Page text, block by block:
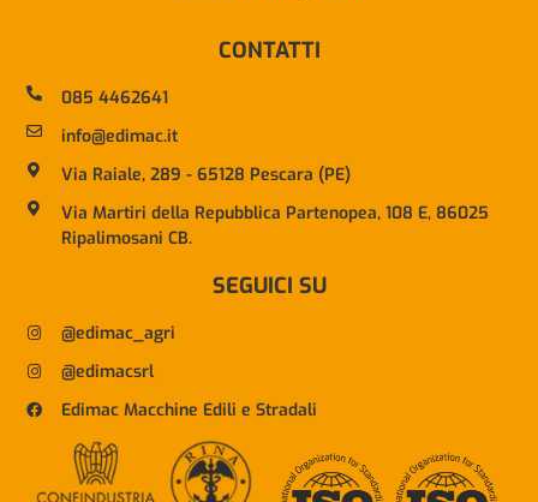
CONTATTI
085 4462641
info@edimac.it
Via Raiale, 289 - 65128 Pescara (PE)
Via Martiri della Repubblica Partenopea, 108 E, 86025
Ripalimosani CB.
SEGUICI SU
@edimac_agri
@edimacsrl
Edimac Macchine Edili e Stradali